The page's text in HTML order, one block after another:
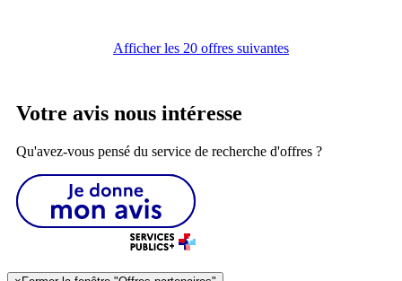
Afficher les 20 offres suivantes
Votre avis nous intéresse
Qu'avez-vous pensé du service de recherche d'offres ?